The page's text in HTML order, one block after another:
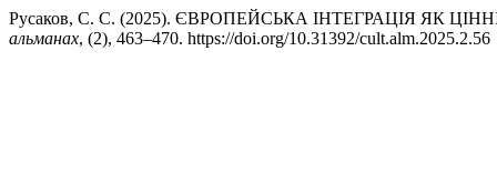
Русаков, С. С. (2025). ЄВРОПЕЙСЬКА ІНТЕГРАЦІЯ ЯК
альманах, (2), 463–470. https://doi.org/10.31392/cult.alm.2025.2.56